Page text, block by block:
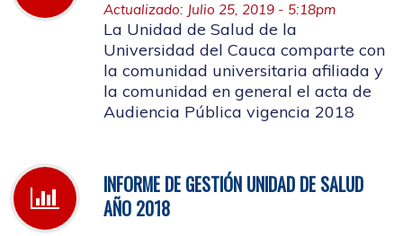
Actualizado: Julio 25, 2019 - 5:18pm
La Unidad de Salud de la
Universidad del Cauca comparte con
la comunidad universitaria afiliada y
la comunidad en general el acta de
Audiencia Pública vigencia 2018
INFORME DE GESTIÓN UNIDAD DE SALUD
AÑO 2018